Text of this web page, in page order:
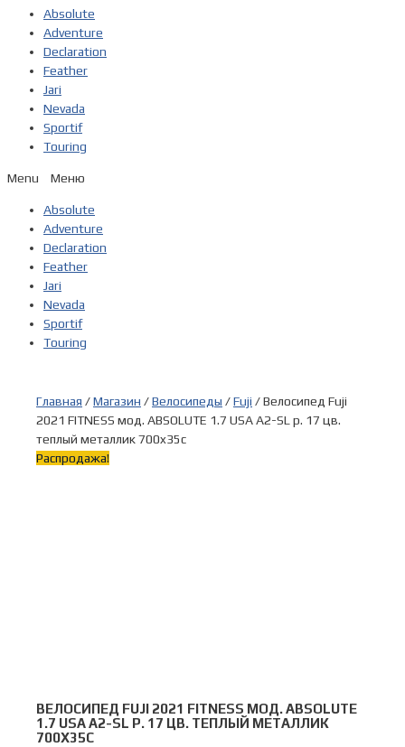
Absolute
Adventure
Declaration
Feather
Jari
Nevada
Sportif
Touring
Menu
Absolute
Adventure
Declaration
Feather
Jari
Nevada
Sportif
Touring
Главная /Магазин /Велосипеды /Fuji / Велосипед Fuji
2021 FITNESS мод. ABSOLUTE 1.7 USA A2-SL р. 17 цв.
теплый металлик 700x35c
Распродажа!
ВЕЛОСИПЕД FUJI 2021 FITNESS МОД. ABSOLUTE
1.7 USA A2-SL Р. 17 ЦВ. ТЕПЛЫЙ МЕТАЛЛИК
700X35C